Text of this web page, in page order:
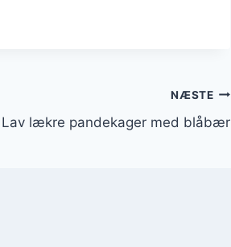
NÆSTE
Lav lækre pandekager med blåbær